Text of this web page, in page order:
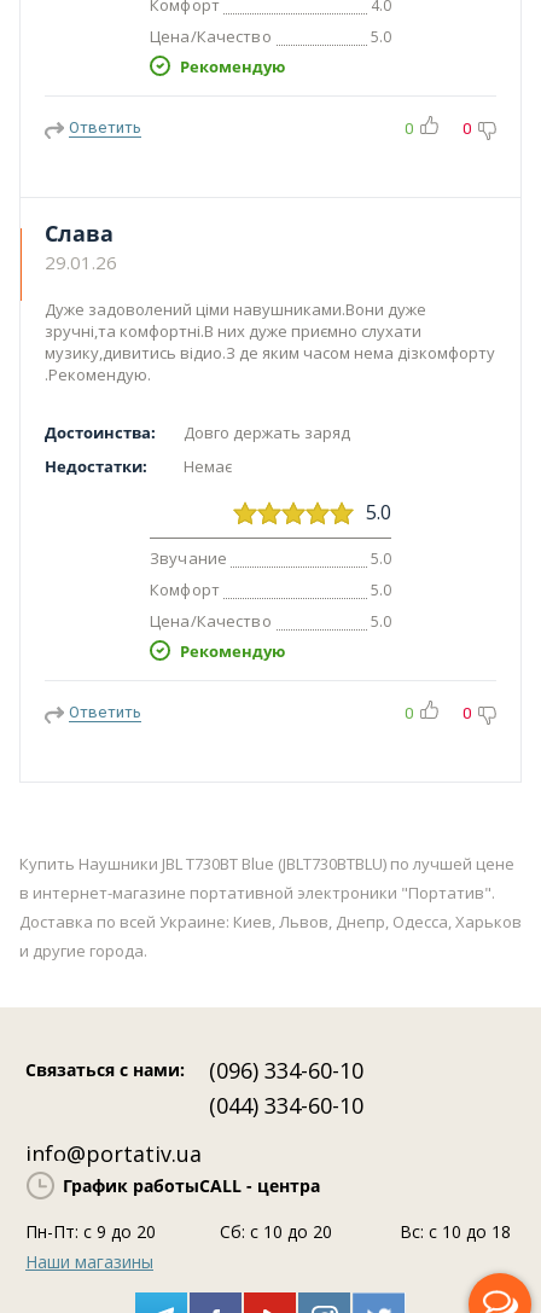
Комфорт 4.0
Цена/Качество 5.0
Рекомендую
Ответить 0 0
Слава
29.01.26
Дуже задоволений ціми навушниками.Вони дуже
зручні,та комфортні.В них дуже приємно слухати
музику,дивитись відио.З де яким часом нема дізкомфорту
.Рекомендую.
Достоинства:
Довго держать заряд
Недостатки:
Немає
5.0
Звучание 5.0
Комфорт 5.0
Цена/Качество 5.0
Рекомендую
Ответить 0 0
Купить Наушники JBL T730BT Blue (JBLT730BTBLU) по лучшей цене
в интернет-магазине портативной электроники "Портатив".
Доставка по всей Украине: Киев, Львов, Днепр, Одесса, Харьков
и другие города.
Связаться с нами:
(096) 334-60-10
(044) 334-60-10
info@portativ.ua
График работыCALL - центра
Пн-Пт: c 9 до 20
Сб: с 10 до 20
Вс: с 10 до 18
Наши магазины